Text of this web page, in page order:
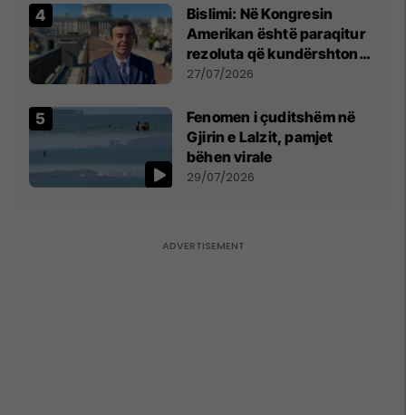
Bislimi: Në Kongresin
Amerikan është paraqitur
rezoluta që kundërshton
mbajtjen e Asamblesë
në Beograd
27/07/2026
Fenomen i çuditshëm në
Gjirin e Lalzit, pamjet
bëhen virale
29/07/2026